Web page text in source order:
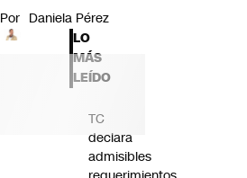
Por Daniela Pérez
LO
MÁS
LEÍDO
TC
declara
admisibles